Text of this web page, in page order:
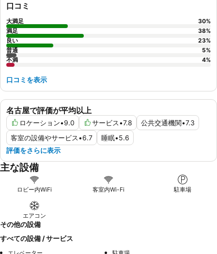
名古屋で評価が平均以上
ロケーション•9.0 サービス•7.8 公共交通機関•7.3
客室の設備やサービス•6.7 睡眠•5.6
評価をさらに表示
口コミ
大満足 30%
満足
38%
良い
23%
普通
5%
不満
4%
口コミを表示
主な設備
ロビー内WiFi 客室内Wi-Fi 駐車場
エアコン
その他の設備
すべての設備 / サービス